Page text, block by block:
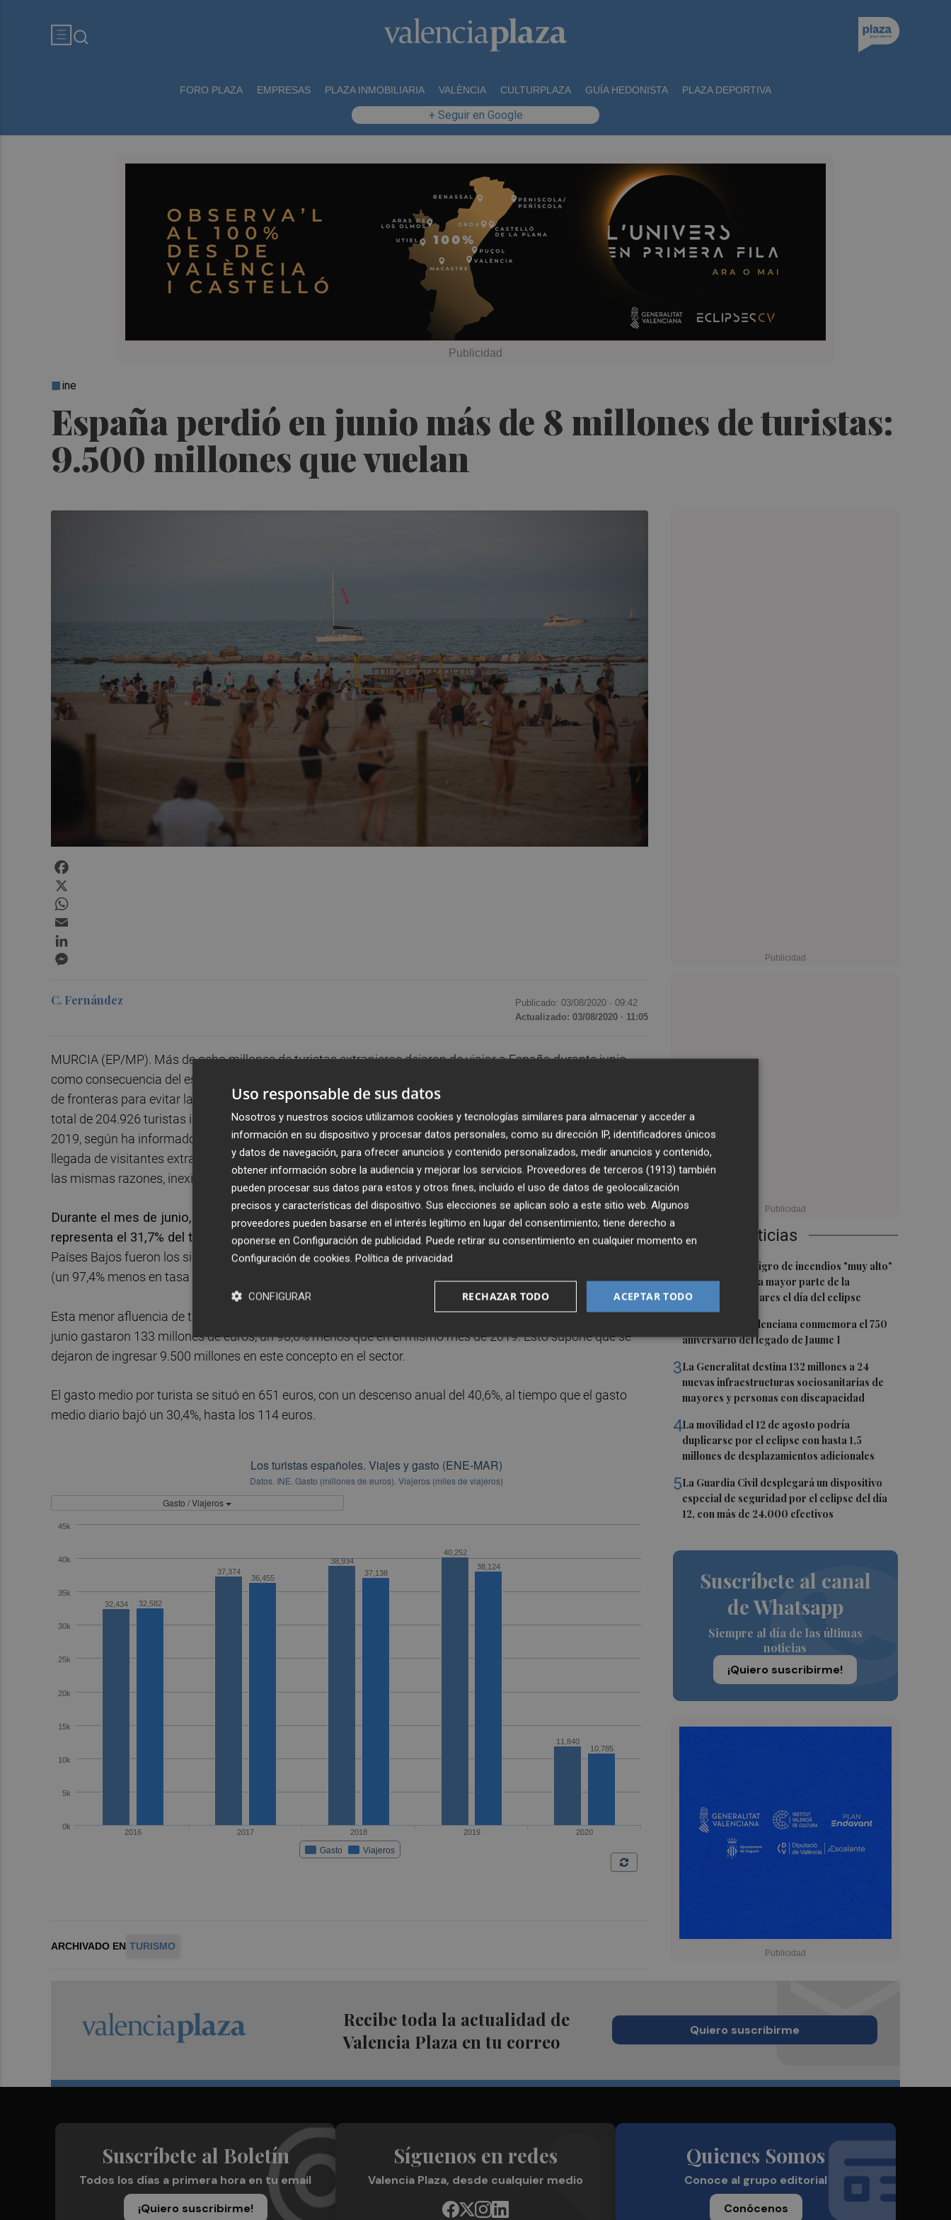
FORO PLAZA EMPRESAS PLAZA INMOBILIARIA VALÈNCIA CULTURPLAZA GUÍA HEDONISTA PLAZA DEPORTIVA
+ Seguir en Google
España perdió en junio más de 8 millones de turistas:
9.500 millones que vuelan
ine
Últimas Noticias
Aemet prevé peligro de incendios "muy alto"
o "extremo" en la mayor parte de la
Península y Baleares el día del eclipse
La Biblioteca Valenciana conmemora el 750
aniversario del legado de Jaume I
3La Generalitat destina 132 millones a 24
nuevas infraestructuras sociosanitarias de
mayores y personas con discapacidad
4La movilidad el 12 de agosto podría
duplicarse por el eclipse con hasta 1,5
millones de desplazamientos adicionales
5La Guardia Civil desplegará un dispositivo
especial de seguridad por el eclipse del día
12, con más de 24.000 efectivos
Suscríbete al canal
de Whatsapp
Siempre al día de las últimas
noticias
¡Quiero suscribirme!
C. Fernández Publicado: 03/08/2020 · 09:42
Actualizado: 03/08/2020 · 11:05
MURCIA (EP/MP). Más de ocho millones de turistas extranjeros dejaron de viajar a España durante junio,
como consecuencia del estado de alarma que estuvo vigente hasta el 21 de este mes y que conllevó el cierre
de fronteras para evitar la propagación del coronavirus. Así, España recibió durante el sexto mes del año un
total de 204.926 turistas internacionales, lo que supuso un descenso del 97,7% respecto al mismo mes de
2019, según ha informado este lunes el Instituto Nacional de Estadística (INE). Hay que recordar que la
llegada de visitantes extranjeros por motivos turísticos durante los meses previos de mayo y abril fue, por
las mismas razones, inexistente; es decir, cero.
Durante el mes de junio, Francia fue el principal país de residencia, con 64.895 turistas, lo que
representa el 31,7% del total y un descenso del 93,2% respecto a junio del año pasado.Alemania y
Países Bajos fueron los siguientes países con más turistas que visitaron España. Alemania aportó 33.740
(un 97,4% menos en tasa anual) y Países Bajos 12.321 (un 96,9% menos).
Esta menor afluencia de turistas tuvo su reflejo en el gasto: los turistas extranjeros que visitaron España en
junio gastaron 133 millones de euros, un 98,6% menos que en el mismo mes de 2019. Esto supone que se
dejaron de ingresar 9.500 millones en este concepto en el sector.
El gasto medio por turista se situó en 651 euros, con un descenso anual del 40,6%, al tiempo que el gasto
medio diario bajó un 30,4%, hasta los 114 euros.
ARCHIVADO EN TURISMO
Recibe toda la actualidad de
Valencia Plaza en tu correo
Quiero suscribirme
Suscríbete al Boletín
Todos los días a primera hora en tu email
¡Quiero suscribirme!
Síguenos en redes
Valencia Plaza, desde cualquier medio
Quienes Somos
Conoce al grupo editorial
Conócenos
Uso responsable de sus datos
Nosotros y nuestros socios utilizamos cookies y tecnologías similares para almacenar y acceder a
información en su dispositivo y procesar datos personales, como su dirección IP, identificadores únicos
y datos de navegación, para ofrecer anuncios y contenido personalizados, medir anuncios y contenido,
obtener información sobre la audiencia y mejorar los servicios. Proveedores de terceros (1913) también
pueden procesar sus datos para estos y otros fines, incluido el uso de datos de geolocalización
precisos y características del dispositivo. Sus elecciones se aplican solo a este sitio web. Algunos
proveedores pueden basarse en el interés legítimo en lugar del consentimiento; tiene derecho a
oponerse en Configuración de publicidad. Puede retirar su consentimiento en cualquier momento en
Configuración de cookies. Política de privacidad
ACEPTAR TODO
RECHAZAR TODO
CONFIGURAR